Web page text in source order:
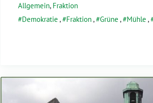
Allgemein, Fraktion
Demokratie , Fraktion, Grüne , Mühle ,